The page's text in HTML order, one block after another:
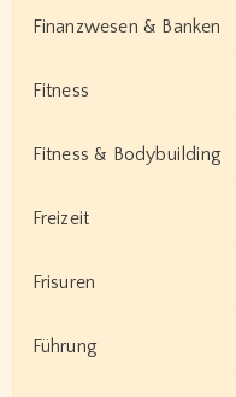
Finanzwesen & Banken
Fitness
Fitness & Bodybuilding
Freizeit
Frisuren
Führung